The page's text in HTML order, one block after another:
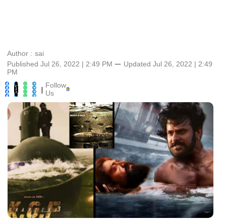
Author : sai
Published Jul 26, 2022 | 2:49 PM ⚊ Updated Jul 26, 2022 | 2:49
PM
| Follow
Us